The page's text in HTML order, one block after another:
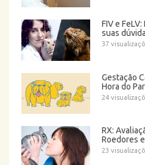
FIV e
suas
37
Gestação
Hora do
24
RX:
Roedores
23